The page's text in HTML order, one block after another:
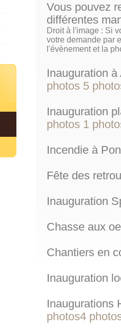
Vous pouvez
différentes
Droit à l'image : Si
votre demande par
l'évènement et la
Inauguration
photos 5
Inauguration
photos 1
Incendie à
Fête des
Inauguration
Chasse aux
Chantiers en
Inauguration
Inaugurations
photos4